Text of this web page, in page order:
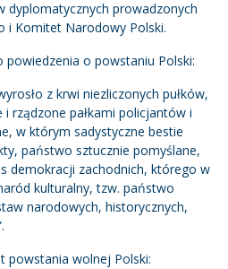
dyplomatycznych prowadzonych
i Komitet Narodowy Polski.
powiedzenia o powstaniu Polski:
z krwi niezliczonych pułków,
rządzone pałkami policjantów i
w którym sadystyczne bestie
państwo sztucznie pomyślane,
demokracji zachodnich, którego w
kulturalny, tzw. państwo
narodowych, historycznych,
powstania wolnej Polski: